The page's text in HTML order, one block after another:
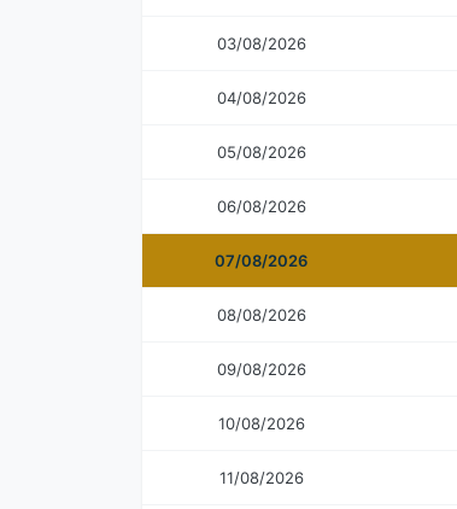
03/08/2026
04/08/2026
05/08/2026
06/08/2026
07/08/2026
08/08/2026
09/08/2026
10/08/2026
11/08/2026